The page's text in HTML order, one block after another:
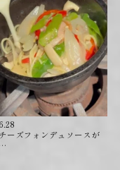
ーズフォンデュソースが